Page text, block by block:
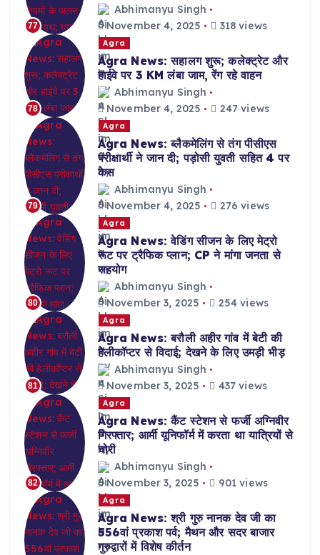
77
Abhimanyu Singh
November 4, 2025
318 views
78
Agra
Agra News: सहालग शुरू; कलेक्ट्रेट और
हाईवे पर 3 KM लंबा जाम, रेंग रहे वाहन
Abhimanyu Singh
November 4, 2025
247 views
79
Agra
Agra News: ब्लैकमेलिंग से तंग पीसीएस
परीक्षार्थी ने जान दी; पड़ोसी युवती सहित 4 पर
केस
Abhimanyu Singh
November 4, 2025
276 views
80
Agra
Agra News: वेडिंग सीजन के लिए मेट्रो
रूट पर ट्रैफिक प्लान; CP ने मांगा जनता से
सहयोग
Abhimanyu Singh
November 3, 2025
254 views
81
Agra
Agra News: बरौली अहीर गांव में बेटी की
हेलीकॉप्टर से विदाई; देखने के लिए उमड़ी भीड़
Abhimanyu Singh
November 3, 2025
437 views
82
Agra
Agra News: कैंट स्टेशन से फर्जी अग्निवीर
गिरफ्तार; आर्मी यूनिफॉर्म में करता था यात्रियों से
चोरी
Abhimanyu Singh
November 3, 2025
901 views
Agra
Agra News: श्री गुरु नानक देव जी का
556वां प्रकाश पर्व; मैथन और सदर बाजार
गुरुद्वारों में विशेष कीर्तन